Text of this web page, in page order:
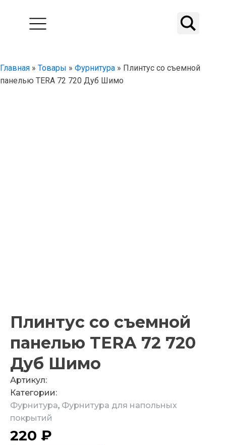
Главная » Товары » Фурнитура » Плинтус со съемной
панелью TERA 72 720 Дуб Шимо
Плинтус со съемной
панелью TERA 72 720
Дуб Шимо
Артикул:
Категории:
Фурнитура, Фурнитура для напольных
покрытий
220 ₽